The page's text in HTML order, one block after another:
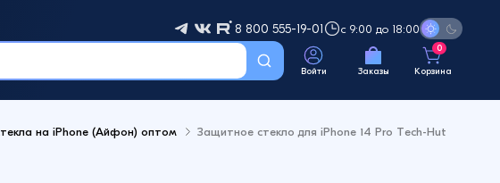
8 800 555-19-01 с 9:00 до 18:00
Войти Заказы
0
Корзина
на iPhone (Айфон) оптом Защитное стекло для iPhone 14 Pro Tech-Hut